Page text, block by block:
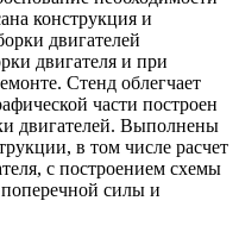
конструкция и
двигателей
двигателя и при
Стенд облегчает
части построен
двигателей. Выполнены
в том числе расчет
с построением схемы
силы и